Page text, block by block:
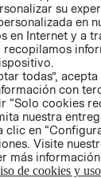
su
en
en Internet y a
recopilamos
todas”,
con
“Solo cookies
nuestra
clic en
Visite
más información.
de cookies y